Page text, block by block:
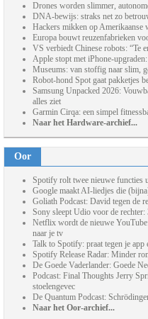
Drones worden slimmer,
DNA-bewijs: straks net zo
Hackers mikken op Amerikaanse
Europa bouwt reuzenfabrieken
VS verbiedt Chinese robots: “Te
Apple stopt met iPhone-
Museums: van stoffig naar slim,
Robot-hond Spot gaat pakketjes
Samsung Unpacked 2026:
alles ziet
Garmin Cirqa: een simpel
Naar het Hardware-archief...
Oor
Spotify rolt twee nieuwe functies
Google maakt AI-liedjes die
Goliath Podcast: David tegen de
Sony sleept Udio voor de
Netflix wordt de nieuwe
naar je tv
Talk to Spotify: praat tegen je app
Spotify Release Radar: Minder
De Goede Vaderlander: Goede
Podcast: Final Thoughts Jerry
stoelengevec
De Quantum Podcast:
Naar het Oor-archief...